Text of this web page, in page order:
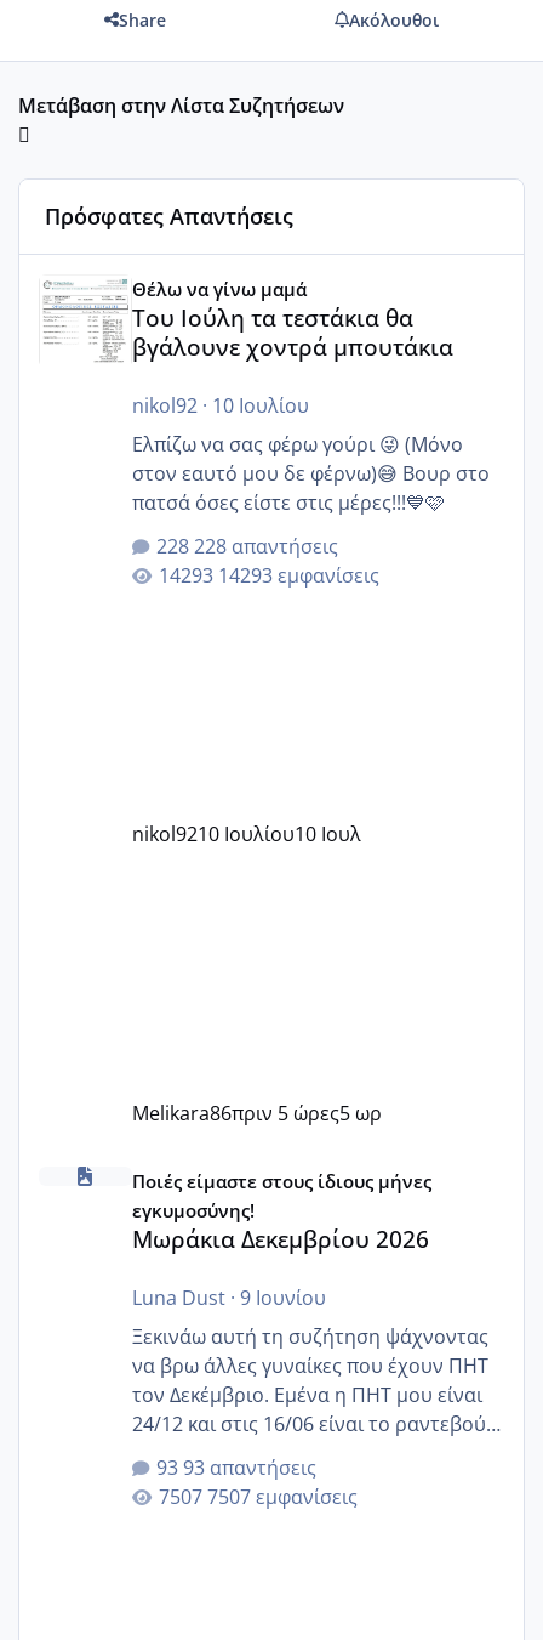
Share Ακόλουθοι
Μετάβαση στην Λίστα Συζητήσεων
Πρόσφατες Απαντήσεις
Θέλω να γίνω μαμά
Του Ιούλη τα τεστάκια θα
βγάλουνε χοντρά μπουτάκια
nikol92· 10 Ιουλίου
Ελπίζω να σας φέρω γούρι 😜 (Μόνο
στον εαυτό μου δε φέρνω)😅 Βουρ στο
πατσά όσες είστε στις μέρες!!!💙🩷
228 απαντήσεις
14293 εμφανίσεις
nikol9210 Ιουλίου10 Ιουλ
Melikara86πριν 5 ώρες5 ωρ
Μωράκια Δεκεμβρίου 2026
Ποιές είμαστε στους ίδιους μήνες
εγκυμοσύνης!
Μωράκια Δεκεμβρίου 2026
Luna Dust· 9 Ιουνίου
Ξεκινάω αυτή τη συζήτηση ψάχνοντας
να βρω άλλες γυναίκες που έχουν ΠΗΤ
τον Δεκέμβριο. Εμένα η ΠΗΤ μου είναι
24/12 και στις 16/06 είναι το ραντεβού
της αυχενικής διαφάνειας. Έχω αρκετό
άγχος και οι μέρες δεν φαίνεται να
περνάνε με τίποτα.
93 απαντήσεις
7507 εμφανίσεις